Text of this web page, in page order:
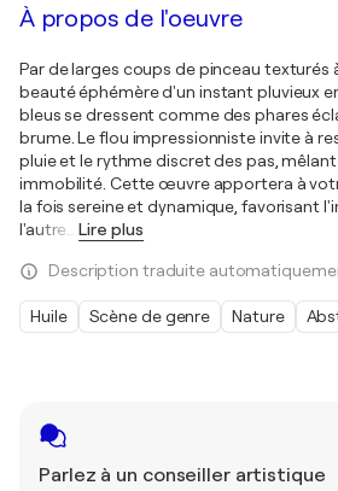
Parlez à un conseiller artistique
À propos de l'oeuvre
Par de larges coups de pinceau texturés
beauté éphémère d'un instant pluvieux
bleus se dressent comme des phares
brume. Le flou impressionniste invite à
pluie et le rythme discret des pas,
immobilité. Cette œuvre apportera à
la fois sereine et dynamique, favorisant
l'autre
Lire plus
Description traduite
Huile Scène de genre Nature